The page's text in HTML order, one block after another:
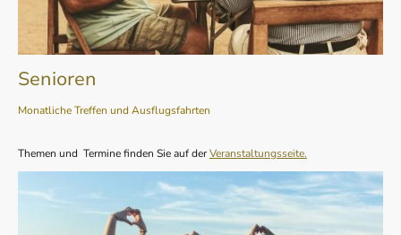
Senioren
Monatliche Treffen und Ausflugsfahrten
Themen und Termine finden Sie auf derVeranstaltungsseite.